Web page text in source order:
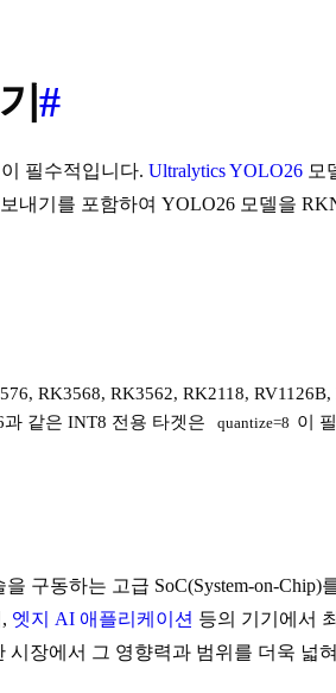
#
필수적입니다. Ultralytics YOLO26 모
내기를 포함하여 YOLO26 모델을
RK3568, RK3562, RK2118, RV1126B,
같은 INT8 전용 타겟은 quantize=8 이
구동하는 고급 SoC(System-on-Chip)
엣지 AI 애플리케이션 등의 기기에서
시장에서 그 영향력과 범위를 더욱 넓